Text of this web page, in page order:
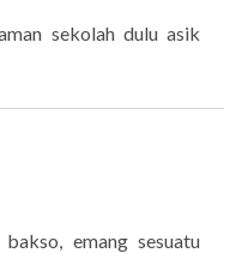
sekolah dulu asik
emang sesuatu